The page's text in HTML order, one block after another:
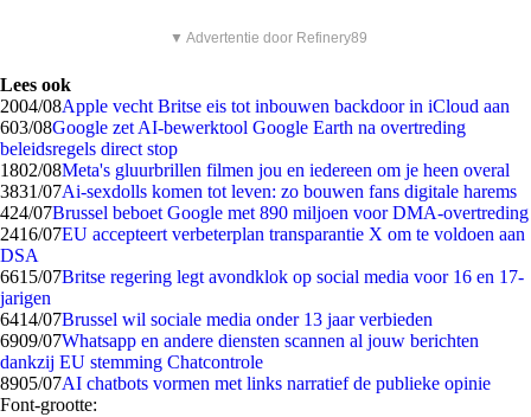
▼ Advertentie door Refinery89
Lees ook
2004/08Apple vecht Britse eis tot inbouwen backdoor in iCloud aan
603/08Google zet AI-bewerktool Google Earth na overtreding
beleidsregels direct stop
1802/08Meta's gluurbrillen filmen jou en iedereen om je heen overal
3831/07Ai-sexdolls komen tot leven: zo bouwen fans digitale harems
424/07Brussel beboet Google met 890 miljoen voor DMA-overtreding
2416/07EU accepteert verbeterplan transparantie X om te voldoen aan
DSA
6615/07Britse regering legt avondklok op social media voor 16 en 17-
jarigen
6414/07Brussel wil sociale media onder 13 jaar verbieden
6909/07Whatsapp en andere diensten scannen al jouw berichten
dankzij EU stemming Chatcontrole
8905/07AI chatbots vormen met links narratief de publieke opinie
Font-grootte: